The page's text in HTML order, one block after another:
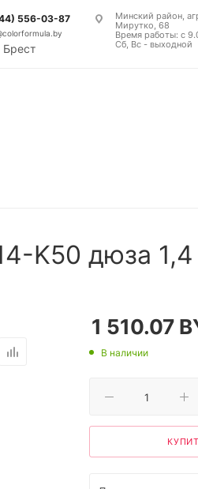
556-03-87
Брест
Минский район,
Мирутко, 68
Время работы: с
Сб, Вс - выходной
K50 дюза
1 510.07
В наличии